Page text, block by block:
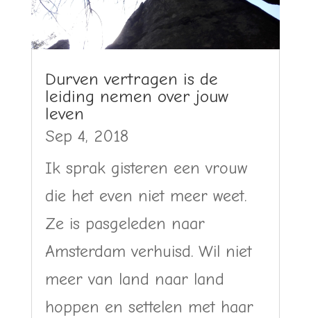
Durven vertragen is de
leiding nemen over jouw
leven
Sep 4, 2018
Ik sprak gisteren een vrouw
die het even niet meer weet.
Ze is pasgeleden naar
Amsterdam verhuisd. Wil niet
meer van land naar land
hoppen en settelen met haar